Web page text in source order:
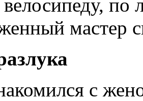
по
мастер
с